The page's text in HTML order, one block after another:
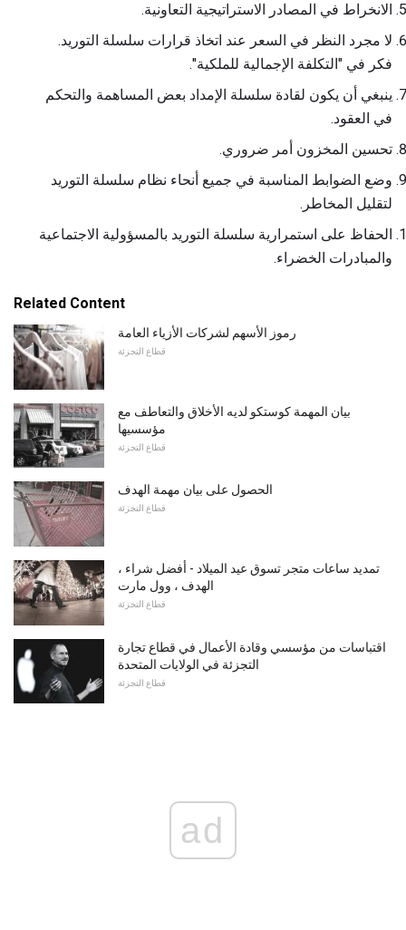
الانخراط في المصادر الاستراتيجية التعاونية.
لا مجرد النظر في السعر عند اتخاذ قرارات سلسلة التوريد.
فكر في "التكلفة الإجمالية للملكية".
ينبغي أن يكون لقادة سلسلة الإمداد بعض المساهمة والتحكم
في العقود.
تحسين المخزون أمر ضروري.
وضع الضوابط المناسبة في جميع أنحاء نظام سلسلة التوريد
لتقليل المخاطر.
الحفاظ على استمرارية سلسلة التوريد بالمسؤولية الاجتماعية
والمبادرات الخضراء.
Related Content
رموز الأسهم لشركات الأزياء العامة
قطاع التجزئة
بيان المهمة كوستكو لديه الأخلاق والتعاطف مع
مؤسسيها
قطاع التجزئة
الحصول على بيان مهمة الهدف
قطاع التجزئة
تمديد ساعات متجر تسوق عيد الميلاد - أفضل شراء ،
الهدف ، وول مارت
قطاع التجزئة
اقتباسات من مؤسسي وقادة الأعمال في قطاع تجارة
التجزئة في الولايات المتحدة
قطاع التجزئة
ad